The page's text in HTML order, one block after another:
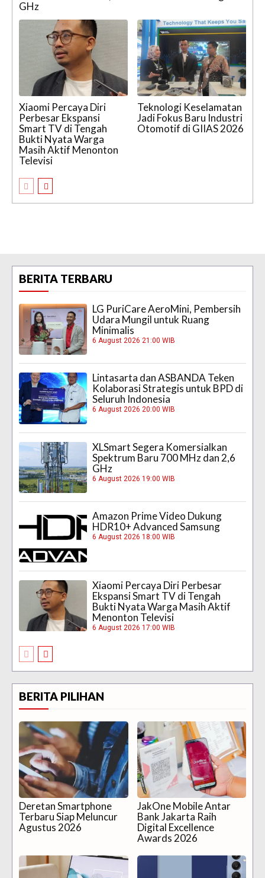
GHz
Xiaomi Percaya Diri
Perbesar Ekspansi
Smart TV di Tengah
Bukti Nyata Warga
Masih Aktif Menonton
Televisi
Teknologi Keselamatan
Jadi Fokus Baru Industri
Otomotif di GIIAS 2026
BERITA TERBARU
LG PuriCare AeroMini, Pembersih
Udara Mungil untuk Ruang
Minimalis
6 August 2026 21:00 WIB
Lintasarta dan ASBANDA Teken
Kolaborasi Strategis untuk BPD di
Seluruh Indonesia
6 August 2026 20:00 WIB
XLSmart Segera Komersialkan
Spektrum Baru 700 MHz dan 2,6
GHz
6 August 2026 19:00 WIB
Amazon Prime Video Dukung
HDR10+ Advanced Samsung
6 August 2026 18:00 WIB
Xiaomi Percaya Diri Perbesar
Ekspansi Smart TV di Tengah
Bukti Nyata Warga Masih Aktif
Menonton Televisi
6 August 2026 17:00 WIB
BERITA PILIHAN
Deretan Smartphone
Terbaru Siap Meluncur
Agustus 2026
JakOne Mobile Antar
Bank Jakarta Raih
Digital Excellence
Awards 2026